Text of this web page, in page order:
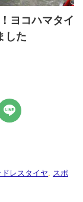
ヨコハマタイ
した
ドレスタイヤ, スポ